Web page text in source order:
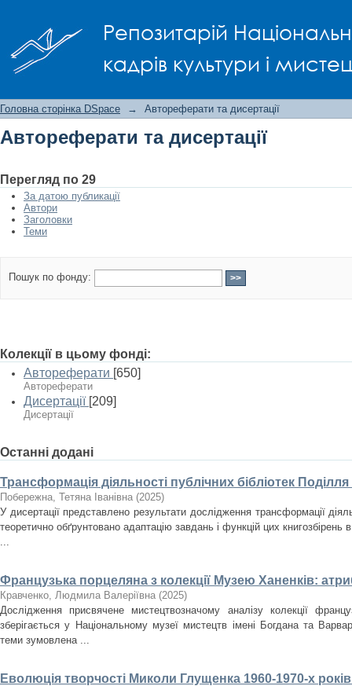
Репозитарій
кадрів культури і
Головна сторінка DSpace → Автореферати та дисертації
Автореферати та дисертації
Перегляд по 29
За датою публикації
Автори
Заголовки
Теми
Пошук по фонду:
Колекції в цьому фонді:
Автореферати [650]
Автореферати
Дисертації [209]
Дисертації
Останні додані
Трансформація діяльності публічних бібліотек
Побережна, Тетяна Іванівна (2025)
У дисертації представлено результати дослідження трансформації
теоретично обґрунтовано адаптацію завдань і функцій цих книгозбірень
...
Французька порцеляна з колекції Музею Ханенків:
Кравченко, Людмила Валеріївна (2025)
Дослідження присвячене мистецтвозначому аналізу колекції
зберігається у Національному музеї мистецтв імені Богдана та
теми зумовлена ...
Еволюція творчості Миколи Глущенка 1960-1970-х